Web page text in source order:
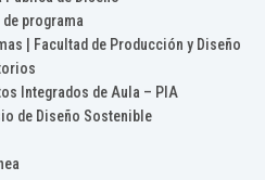
de programa
| Facultad de Producción y Diseño
Integrados de Aula – PIA
de Diseño Sostenible